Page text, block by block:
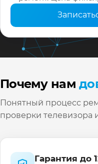
Почему нам
Понятный процесс
проверки телевизора
Гарантия до